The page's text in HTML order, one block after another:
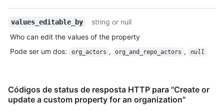
values_editable_by
string or null
Who can edit the values of the property
Pode ser um dos: org_actors , org_and_repo_actors , null
Códigos de status de resposta HTTP para "Create or
update a custom property for an organization"